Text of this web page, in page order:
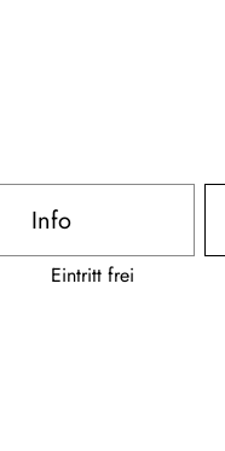
Info
Eintritt frei